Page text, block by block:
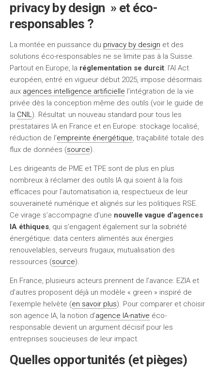
privacy by design » et éco-
responsables ?
La montée en puissance du privacy by design et des
solutions éco-responsables ne se limite pas à la Suisse.
Partout en Europe, la réglementation se durcit: l’AI Act
européen, entré en vigueur début 2025, impose désormais
aux agences intelligence artificielle l’intégration de la vie
privée dès la conception même des outils (voir le guide de
la CNIL). Résultat: un nouveau standard pour tous les
prestataires IA en France et en Europe: stockage localisé,
réduction de l’empreinte énergétique, traçabilité totale des
flux de données (source).
Les dirigeants de PME et TPE sont de plus en plus
nombreux à réclamer des outils IA qui soient à la fois
efficaces pour l’automatisation ia, respectueux de leur
souveraineté numérique et alignés sur les politiques RSE.
Ce virage s’accompagne d’une nouvelle vague d’agences
IA éthiques, qui s’engagent également sur la sobriété
énergétique: data centers alimentés aux énergies
renouvelables, serveurs frugaux, mutualisation des
ressources (source).
En France, plusieurs acteurs prennent de l’avance: EZIA et
d’autres proposent déjà un modèle « green » inspiré de
l’exemple helvète (en savoir plus). Pour comparer et choisir
son agence IA, la notion d’agence IA-native éco-
responsable devient un argument décisif pour les
entreprises soucieuses de leur impact.
Quelles opportunités (et pièges)